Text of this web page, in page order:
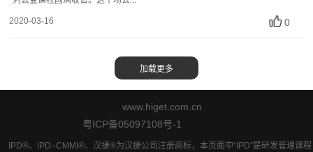
2020-03-16 0
www.higet.com.cn
粤ICP备05097108号-1
IPD®、IPD–CMMI®、汉捷®为汉捷公司注册商标，本页面中“IPD”是研发管理课程